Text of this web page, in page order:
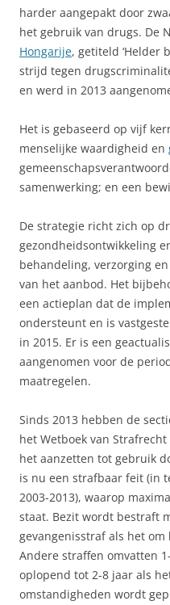
harder aangepakt door
het gebruik van drugs. De
Hongarije, getiteld ‘Helder
strijd tegen
en werd in 2013
Het is gebaseerd op vijf
menselijke waardigheid en
samenwerking; en een
De strategie richt zich op
gezondheidsontwikkeling
behandeling, verzorging
van het aanbod. Het
een actieplan dat de
ondersteunt en is
in 2015. Er is een
aangenomen voor de
maatregelen.
Sinds 2013 hebben de
het Wetboek van
het aanzetten tot gebruik
is nu een strafbaar feit (in
2003-2013), waarop
staat. Bezit wordt bestraft
gevangenisstraf als het
Andere straffen omvatten
oplopend tot 2-8 jaar als
omstandigheden wordt